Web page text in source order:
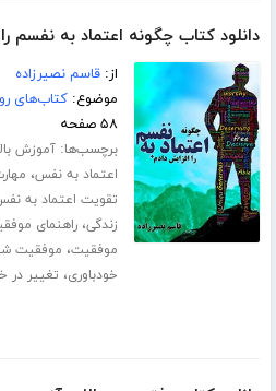
دانلود کتاب چگونه اعتماد به نفسم
از:قاسم نصیرزاده
موضوع:کتاب‌های
۵۸ صفحه
برچسب‌ها:آموزش
اعتماد به نفس،
تقویت اعتماد به
زندگی،راهنمای
موفقیت، موفقیت
خودباوری، تغییر در